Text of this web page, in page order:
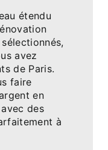
étendu
avez
de Paris.
faire
en
des
à